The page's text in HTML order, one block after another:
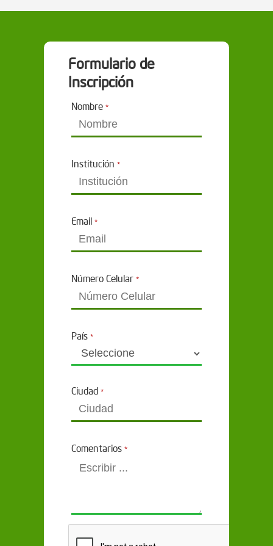
Formulario de
Inscripción
Nombre *
Institución *
Email *
Número Celular *
País *
Ciudad *
Comentarios *